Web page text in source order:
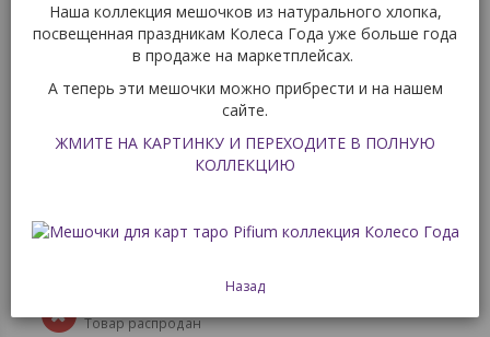
Карты Таро
По комплектации
Карты Таро подарочные
Таро Небо и Земля (Heaven and Earth Tarot)
Таро Небо и Земля (Heaven and
Earth Tarot)
Товар распродан
Наша коллекция мешочков из натурального хлопка,
посвещенная праздникам Колеса Года уже больше года
в продаже на маркетплейсах.
А теперь эти мешочки можно прибрести и на нашем
сайте.
ЖМИТЕ НА КАРТИНКУ И ПЕРЕХОДИТЕ В ПОЛНУЮ
КОЛЛЕКЦИЮ
Назад